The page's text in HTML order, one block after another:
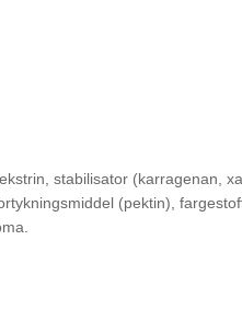
stabilisator (karragenan,
(pektin),